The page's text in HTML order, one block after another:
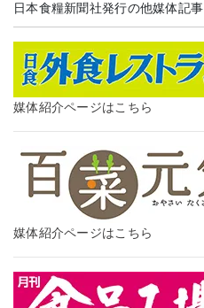
日本食糧新聞社発行の他媒体記事
媒体紹介ページはこちら
媒体紹介ページはこちら